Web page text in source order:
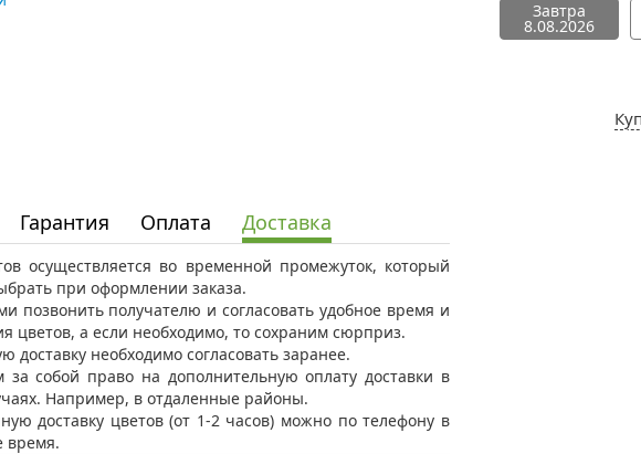
Гарантия Оплата Доставка
осуществляется во временной промежуток, который
при оформлении заказа.
позвонить получателю и согласовать удобное время и
цветов, а если необходимо, то сохраним сюрприз.
доставку необходимо согласовать заранее.
за собой право на дополнительную оплату доставки в
Например, в отдаленные районы.
доставку цветов (от 1-2 часов) можно по телефону в
время.
Завтра
8.08.2026